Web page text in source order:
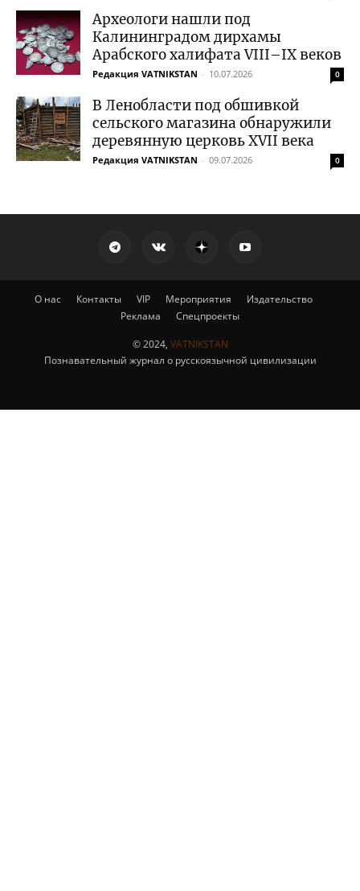
Археологи нашли под
Калининградом дирхамы
Арабского халифата VIII–IX веков
Редакция VATNIKSTAN - 10.07.2026 0
В Ленобласти под обшивкой
сельского магазина обнаружили
деревянную церковь XVII века
Редакция VATNIKSTAN - 09.07.2026 0
О нас Контакты VIP Мероприятия
Издательство
Реклама
Спецпроекты
© 2024, VATNIKSTAN
Познавательный журнал о русскоязычной цивилизации